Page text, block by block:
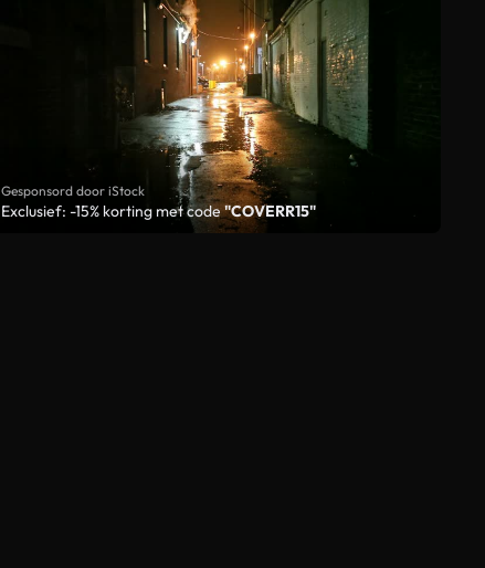
Gesponsord door iStock
Exclusief: -15% korting met code"COVERR15"